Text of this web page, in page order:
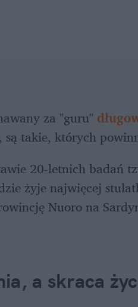
za "guru"
takie, których
20-letnich badań
żyje najwięcej
Nuoro na
a skraca